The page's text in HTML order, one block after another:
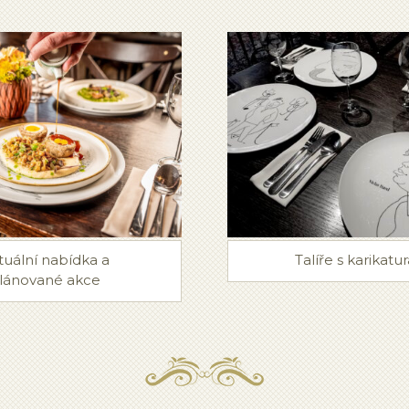
nabídka a
akce
Talíře s